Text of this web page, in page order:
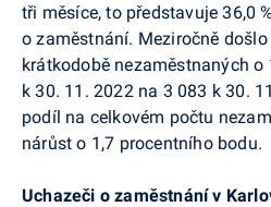
tři měsíce, to představuje 36,0
o zaměstnání. Meziročně
krátkodobě nezaměstnaných o
k 30. 11. 2022 na 3 083 k 30.
podíl na celkovém počtu
nárůst o 1,7 procentního bodu.
Uchazeči o zaměstnání v